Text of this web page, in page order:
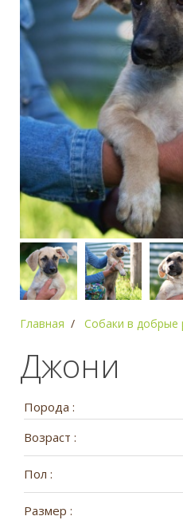
Главная Собаки в добрые
Джони
Порода :
Возраст :
Пол :
Размер :